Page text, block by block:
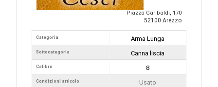
Piazza Garibaldi, 170
52100 Arezzo
Categoria
Sottocategoria
Calibro
Condizioni articolo
Arma Lunga
Canna liscia
8
Usato